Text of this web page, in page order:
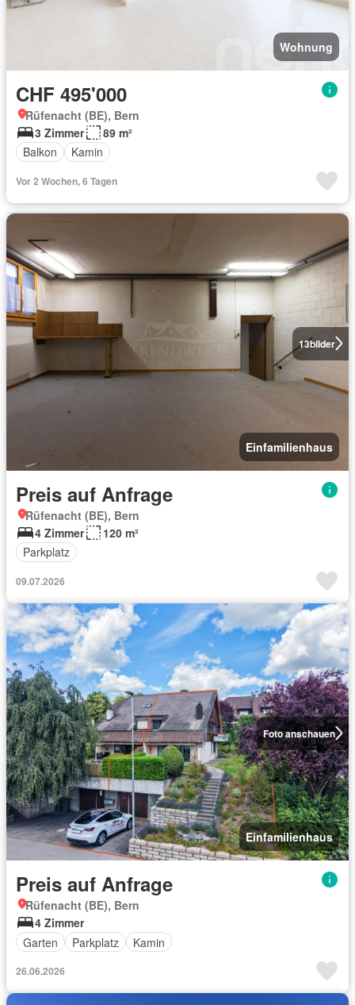
Wohnung
CHF 495'000
Rüfenacht (BE), Bern
3 Zimmer
89 m²
Balkon
Kamin
Vor 2 Wochen, 6 Tagen
13bilder
Einfamilienhaus
Preis auf Anfrage
Rüfenacht (BE), Bern
4 Zimmer
120 m²
Parkplatz
09.07.2026
Foto anschauen
Einfamilienhaus
Preis auf Anfrage
Rüfenacht (BE), Bern
4 Zimmer
Garten
Parkplatz Kamin
26.06.2026